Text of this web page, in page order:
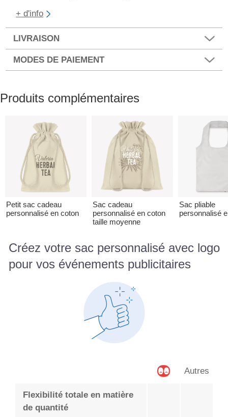
+ d'info
LIVRAISON
MODES DE PAIEMENT
Produits complémentaires
Petit sac cadeau
personnalisé en coton
Sac cadeau
personnalisé en coton
taille moyenne
Sac pliable
personnalisé
Créez votre sac personnalisé avec logo
pour vos événements publicitaires
Autres
Flexibilité totale en matière
de quantité